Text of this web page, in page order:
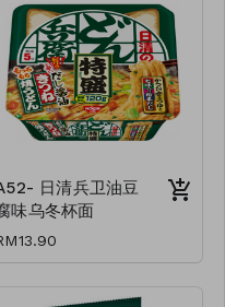
日清兵卫油豆
味乌冬杯面